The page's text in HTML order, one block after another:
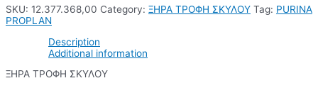
SKU: 12.377.368,00 Category: ΞΗΡΑ ΤΡΟΦΗ ΣΚΥΛΟΥ Tag: PURINA
PROPLAN
Description
Additional information
ΞΗΡΑ ΤΡΟΦΗ ΣΚΥΛΟΥ